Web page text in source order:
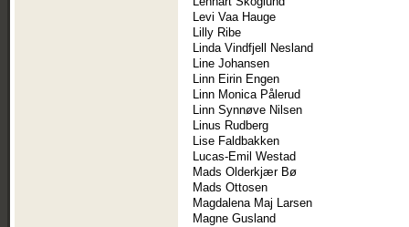
Levi Vaa Hauge
Lilly Ribe
Linda Vindfjell Nesland
Line Johansen
Linn Eirin Engen
Linn Monica Pålerud
Linn Synnøve Nilsen
Linus Rudberg
Lise Faldbakken
Lucas-Emil Westad
Mads Olderkjær Bø
Mads Ottosen
Magdalena Maj Larsen
Magne Gusland